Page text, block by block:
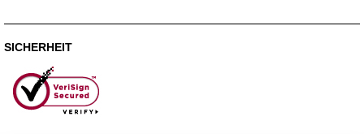
SICHERHEIT